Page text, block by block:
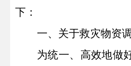
下：
一、关于救灾物资
为统一、高效地做